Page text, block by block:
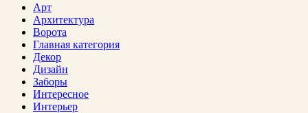
Арт
Архитектура
Ворота
Главная категория
Декор
Дизайн
Заборы
Интересное
Интерьер